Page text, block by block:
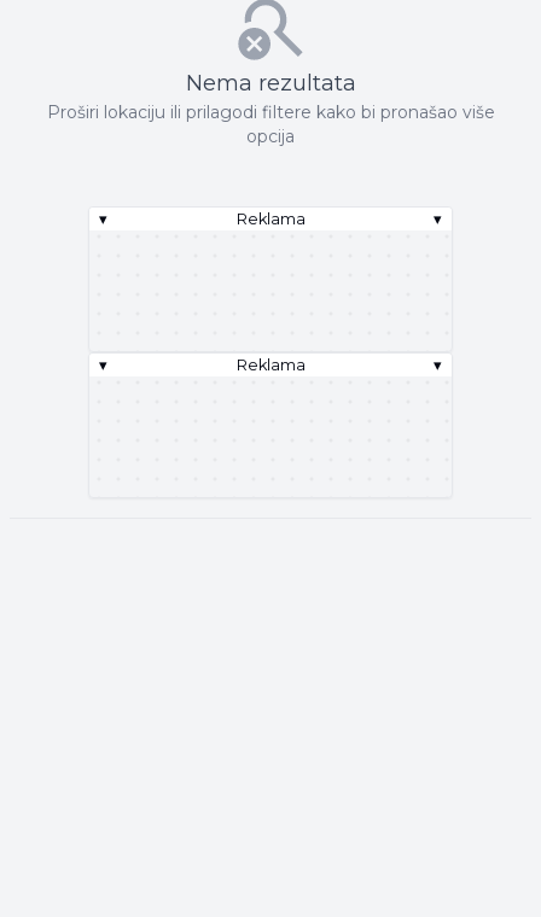
Nema rezultata
Proširi lokaciju ili prilagodi filtere kako bi pronašao više
opcija
▾ Reklama ▾
▾ Reklama ▾